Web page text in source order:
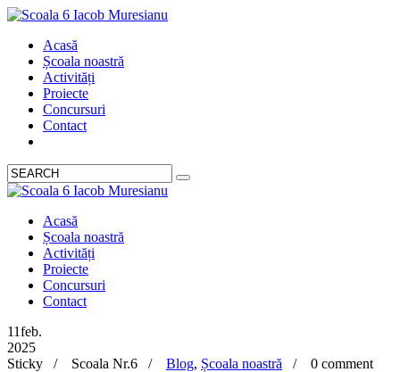
Acasă
Școala noastră
Activități
Proiecte
Concursuri
Contact
Acasă
Școala noastră
Activități
Proiecte
Concursuri
Contact
11feb.
2025
Sticky /
Scoala Nr.6 / Blog, Școala noastră / 0 comment